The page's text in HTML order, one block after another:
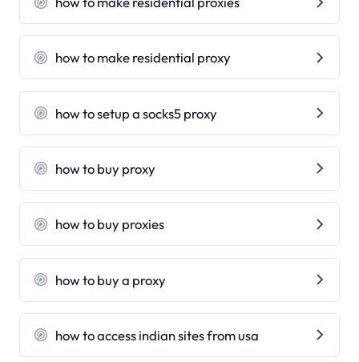
how to make residential proxy
how to setup a socks5 proxy
how to buy proxy
how to buy proxies
how to buy a proxy
how to access indian sites from usa